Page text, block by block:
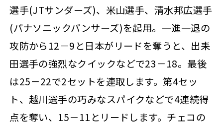
選手(JTサンダーズ)、米山選手、清水邦広選手
(パナソニックパンサーズ)を起用。一進一退の
攻防から12－9と日本がリードを奪うと、出耒
田選手の強烈なクイックなどで23－18。最後
は25－22で2セットを連取します。第4セッ
ト、越川選手の巧みなスパイクなどで4連続得
点を奪い、15－11とリードします。チェコの